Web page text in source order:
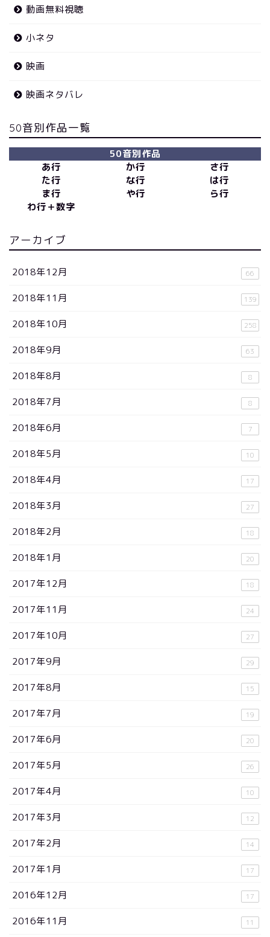
動画無料視聴
小ネタ
映画
映画ネタバレ
50音別作品一覧
50音別作品
あ行
か行
さ行
た行
な行
は行
ま行
や行
ら行
わ行＋数字
アーカイブ
2018年12月 66
2018年11月 139
2018年10月 258
2018年9月 63
2018年8月 8
2018年7月 8
2018年6月 7
2018年5月 10
2018年4月 17
2018年3月 27
2018年2月 18
2018年1月 20
2017年12月 18
2017年11月 24
2017年10月 27
2017年9月 29
2017年8月 15
2017年7月 19
2017年6月 20
2017年5月 26
2017年4月 10
2017年3月 12
2017年2月 14
2017年1月 17
2016年12月 17
2016年11月 11